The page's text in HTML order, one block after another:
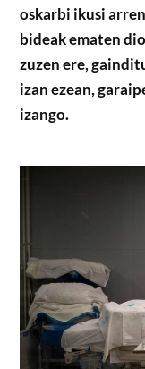
oskarbi ikusi
bideak ematen
zuzen ere,
izan ezean,
izango.